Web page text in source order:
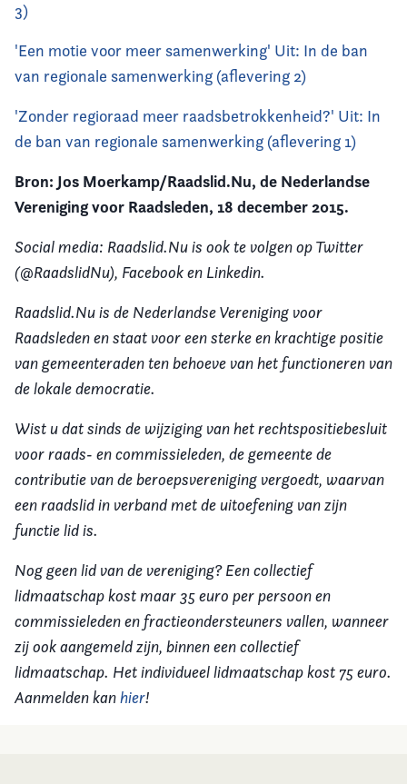
3)
'Een motie voor meer samenwerking' Uit: In de ban
van regionale samenwerking (aflevering 2)
'Zonder regioraad meer raadsbetrokkenheid?' Uit: In
de ban van regionale samenwerking (aflevering 1)
Bron: Jos Moerkamp/Raadslid.Nu, de Nederlandse
Vereniging voor Raadsleden, 18 december 2015.
Social media: Raadslid.Nu is ook te volgen op Twitter
(@RaadslidNu), Facebook en Linkedin.
Raadslid.Nu is de Nederlandse Vereniging voor
Raadsleden en staat voor een sterke en krachtige positie
van gemeenteraden ten behoeve van het functioneren van
de lokale democratie.
Wist u dat sinds de wijziging van het rechtspositiebesluit
voor raads- en commissieleden, de gemeente de
contributie van de beroepsvereniging vergoedt, waarvan
een raadslid in verband met de uitoefening van zijn
functie lid is.
Nog geen lid van de vereniging? Een collectief
lidmaatschap kost maar 35 euro per persoon en
commissieleden en fractieondersteuners vallen, wanneer
zij ook aangemeld zijn, binnen een collectief
lidmaatschap. Het individueel lidmaatschap kost 75 euro.
Aanmelden kanhier!